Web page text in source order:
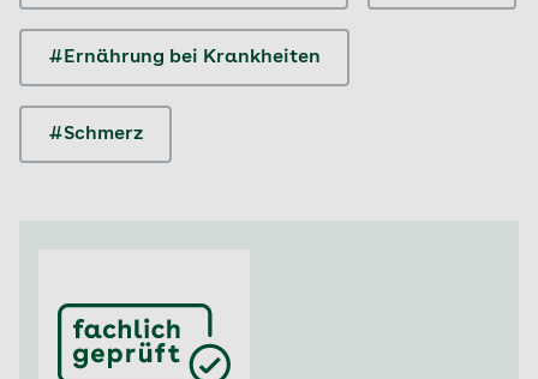
#Ernährung bei Krankheiten
#Schmerz